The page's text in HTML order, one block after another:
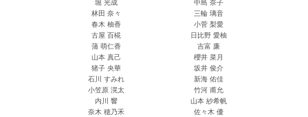
堀 光成
中島 奈子
林田 奈々
三輪 璃音
春木 柚香
小菅 梨愛
古屋 百椛
日比野 愛柚
蒲 萌仁香
吉富 廉
山本 真己
櫻井 菜月
猪子 央華
坂井 俊介
石川 すみれ
新海 佑佳
小笠原 滉太
竹河 甫允
内川 響
山本 紗希帆
奈木 穂乃禾
佐々木 優